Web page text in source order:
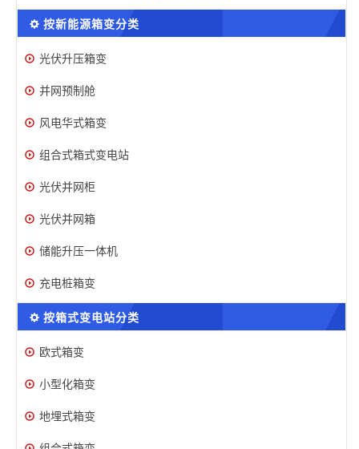
按新能源箱变分类
光伏升压箱变
并网预制舱
风电华式箱变
组合式箱式变电站
光伏并网柜
光伏并网箱
储能升压一体机
充电桩箱变
按箱式变电站分类
欧式箱变
小型化箱变
地埋式箱变